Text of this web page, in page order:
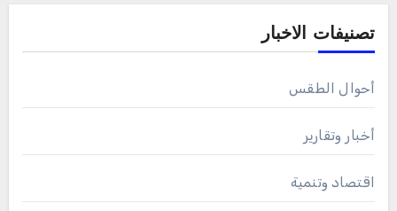
تصنيفات الاخبار
أحوال الطقس
أخبار وتقارير
اقتصاد وتنمية